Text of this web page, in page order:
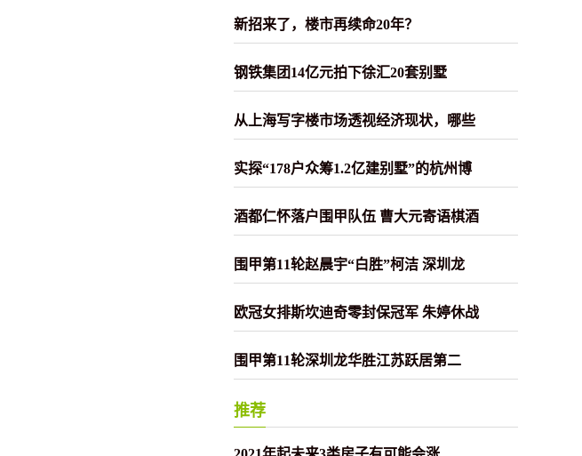
新招来了，楼市再续命20年？
钢铁集团14亿元拍下徐汇20套别墅
从上海写字楼市场透视经济现状，哪些
实探“178户众筹1.2亿建别墅”的杭州博
酒都仁怀落户围甲队伍 曹大元寄语棋酒
围甲第11轮赵晨宇“白胜”柯洁 深圳龙
欧冠女排斯坎迪奇零封保冠军 朱婷休战
围甲第11轮深圳龙华胜江苏跃居第二
推荐